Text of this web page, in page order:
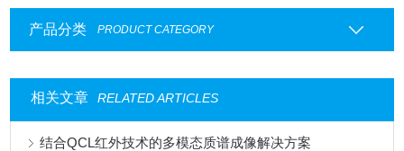
产品分类 PRODUCT CATEGORY
相关文章 RELATED ARTICLES
结合QCL红外技术的多模态质谱成像解决方案